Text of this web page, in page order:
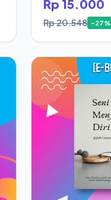
Rp 15.000
Rp 20.548 -27%